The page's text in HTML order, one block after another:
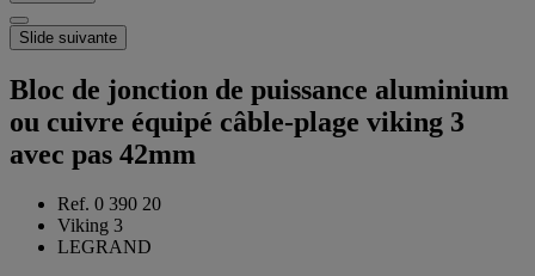
Slide suivante
Bloc de jonction de puissance aluminium
ou cuivre équipé câble-plage viking 3
avec pas 42mm
Ref. 0 390 20
Viking 3
LEGRAND